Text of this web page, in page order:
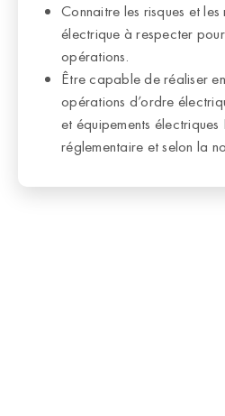
Connaitre les risques et les
électrique à respecter
opérations.
Être capable de réaliser
opérations d’ordre
et équipements
réglementaire et selon la